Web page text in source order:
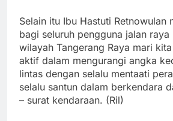
Selain itu Ibu Hastuti Retnowulan
bagi seluruh pengguna jalan raya
wilayah Tangerang Raya mari
aktif dalam mengurangi angka
lintas dengan selalu mentaati
selalu santun dalam berkendara
– surat kendaraan. (Ril)